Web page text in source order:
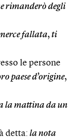
rimanderò degli
fallata, ti
le persone
paese d’origine,
la mattina da un
detta: la nota